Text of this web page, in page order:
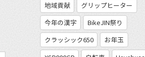
地域貢献
グリップヒーター
今年の漢字
BikeJIN祭り
クラッシック650
お年玉